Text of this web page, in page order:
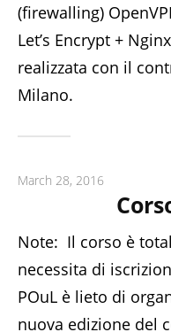
(firewalling)
Let’s Encrypt +
realizzata con il
Milano.
March 28, 2016
Note: Il corso è
necessita di
POuL è lieto di
nuova edizione del